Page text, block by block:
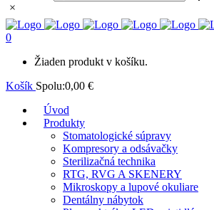
×
0
Žiaden produkt v košíku.
Košík Spolu:0,00 €
Úvod
Produkty
Stomatologické súpravy
Kompresory a odsávačky
Sterilizačná technika
RTG, RVG A SKENERY
Mikroskopy a lupové okuliare
Dentálny nábytok